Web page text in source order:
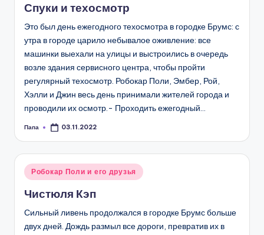
Спуки и техосмотр
Это был день ежегодного техосмотра в городке Брумс: с
утра в городе царило небывалое оживление: все
машинки выехали на улицы и выстроились в очередь
возле здания сервисного центра, чтобы пройти
регулярный техосмотр. Робокар Поли, Эмбер, Рой,
Хэлли и Джин весь день принимали жителей города и
проводили их осмотр.- Проходить ежегодный…
Запись
Папа 03.11.2022
Опубликовано
Робокар Поли и его друзья
Чистюля Кэп
Сильный ливень продолжался в городке Брумс больше
двух дней. Дождь размыл все дороги, превратив их в